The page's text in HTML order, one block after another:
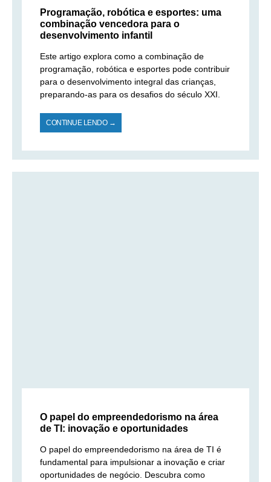
Programação, robótica e esportes: uma
combinação vencedora para o
desenvolvimento infantil
Este artigo explora como a combinação de
programação, robótica e esportes pode contribuir
para o desenvolvimento integral das crianças,
preparando-as para os desafios do século XXI.
CONTINUE LENDO →
O papel do empreendedorismo na área
de TI: inovação e oportunidades
O papel do empreendedorismo na área de TI é
fundamental para impulsionar a inovação e criar
oportunidades de negócio. Descubra como